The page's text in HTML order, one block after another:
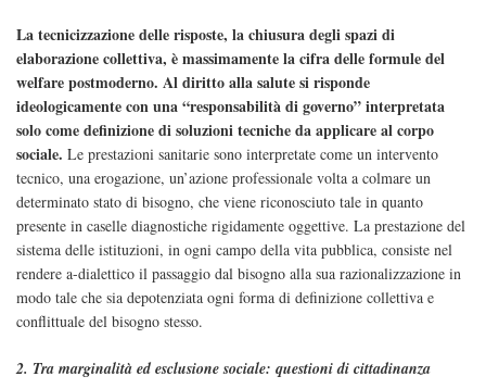
La tecnicizzazione delle risposte, la chiusura degli spazi di
elaborazione collettiva, è massimamente la cifra delle formule del
welfare postmoderno. Al diritto alla salute si risponde
ideologicamente con una “responsabilità di governo” interpretata
solo come definizione di soluzioni tecniche da applicare al corpo
sociale. Le prestazioni sanitarie sono interpretate come un intervento
tecnico, una erogazione, un’azione professionale volta a colmare un
determinato stato di bisogno, che viene riconosciuto tale in quanto
presente in caselle diagnostiche rigidamente oggettive. La prestazione del
sistema delle istituzioni, in ogni campo della vita pubblica, consiste nel
rendere a-dialettico il passaggio dal bisogno alla sua razionalizzazione in
modo tale che sia depotenziata ogni forma di definizione collettiva e
conflittuale del bisogno stesso.
2. Tra marginalità ed esclusione sociale: questioni di cittadinanza